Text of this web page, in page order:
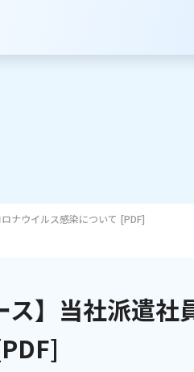
ご案内
ビ
ナウイルス感染について [PDF]
ス】当社派遣